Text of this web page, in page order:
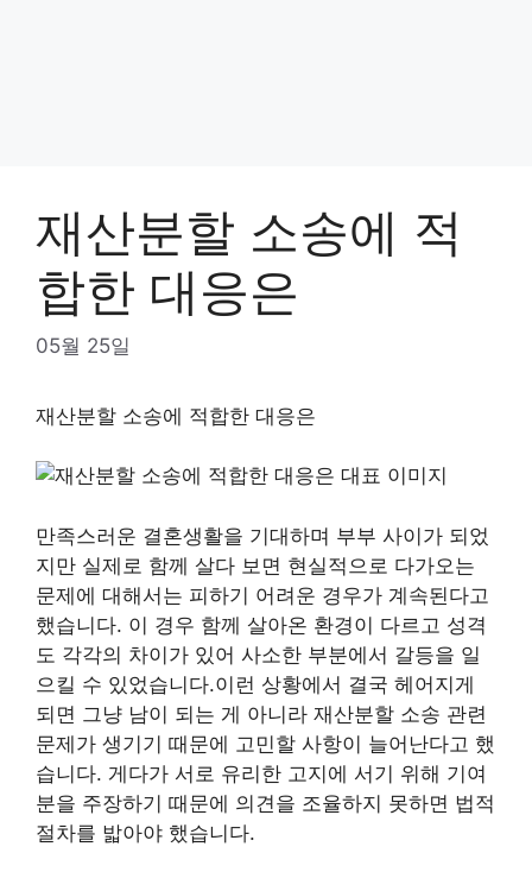
재산분할 소송에 적
합한 대응은
05월 25일
재산분할 소송에 적합한 대응은
만족스러운 결혼생활을 기대하며 부부 사이가 되었
지만 실제로 함께 살다 보면 현실적으로 다가오는
문제에 대해서는 피하기 어려운 경우가 계속된다고
했습니다. 이 경우 함께 살아온 환경이 다르고 성격
도 각각의 차이가 있어 사소한 부분에서 갈등을 일
으킬 수 있었습니다.이런 상황에서 결국 헤어지게
되면 그냥 남이 되는 게 아니라 재산분할 소송 관련
문제가 생기기 때문에 고민할 사항이 늘어난다고 했
습니다. 게다가 서로 유리한 고지에 서기 위해 기여
분을 주장하기 때문에 의견을 조율하지 못하면 법적
절차를 밟아야 했습니다.